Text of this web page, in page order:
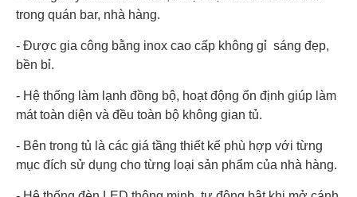
trong quán bar, nhà hàng.
- Được gia công bằng inox cao cấp không gỉ sáng đẹp,
bền bỉ.
- Hệ thống làm lạnh đồng bộ, hoạt động ổn định giúp làm
mát toàn diện và đều toàn bộ không gian tủ.
- Bên trong tủ là các giá tầng thiết kế phù hợp với từng
mục đích sử dụng cho từng loại sản phẩm của nhà hàng.